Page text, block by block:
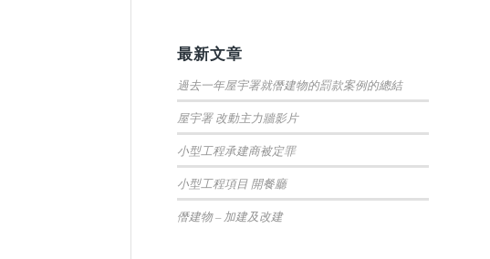
最新文章
過去一年屋宇署就僭建物的罰款案例的總結
屋宇署 改動主力牆影片
小型工程承建商被定罪
小型工程項目 開餐廳
僭建物 – 加建及改建